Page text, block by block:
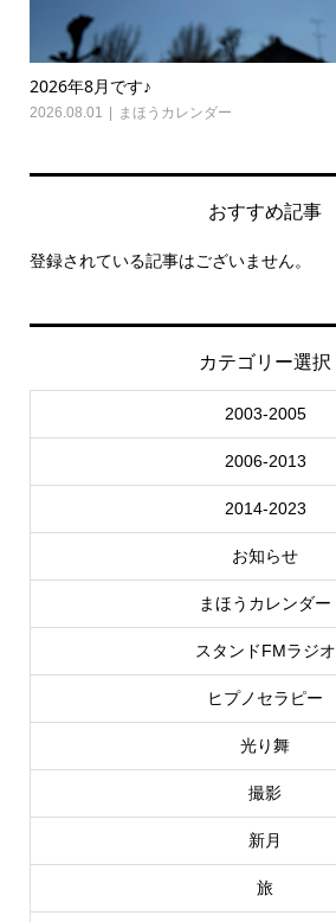
2026年8月です♪
2026.08.01 まほうカレンダー
おすすめ記事
登録されている記事はございません。
カテゴリー選択
2003-2005
2006-2013
2014-2023
お知らせ
まほうカレンダー
スタンドFMラジオ
ヒプノセラピー
光り舞
撮影
新月
旅